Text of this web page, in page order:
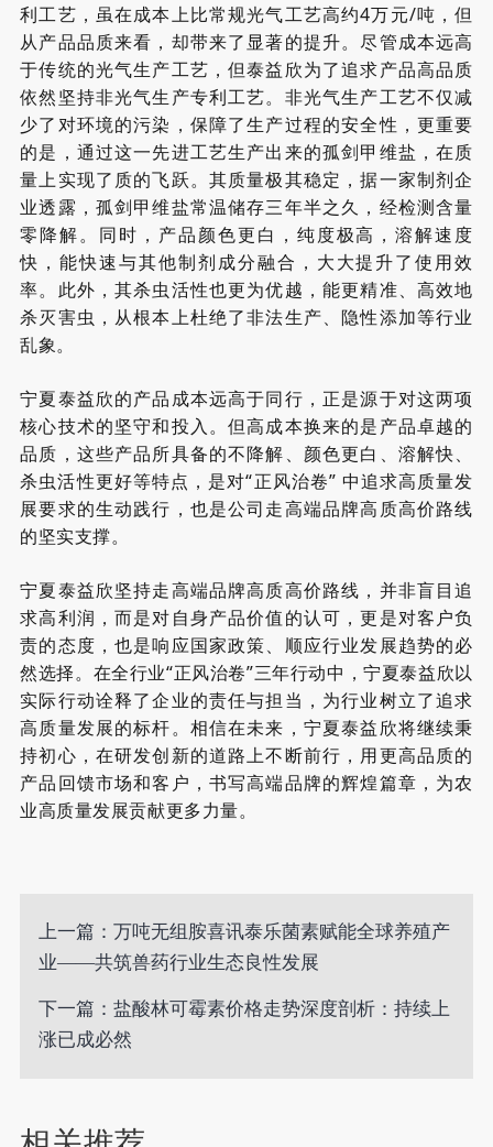
利工艺，虽在成本上比常规光气工艺高约4万元/吨，但
从产品品质来看，却带来了显著的提升。尽管成本远高
于传统的光气生产工艺，但泰益欣为了追求产品高品质
依然坚持非光气生产专利工艺。 非光气生产工艺不仅减
少了对环境的污染，保障了生产过程的安全性，更重要
的是，通过这一先进工艺生产出来的孤剑甲维盐，在质
量上实现了质的飞跃。其质量极其稳定，据一家制剂企
业透露，孤剑甲维盐常温储存三年半之久，经检测含量
零降解。同时，产品颜色更白，纯度极高，溶解速度
快，能快速与其他制剂成分融合，大大提升了使用效
率。此外，其杀虫活性也更为优越，能更精准、高效地
杀灭害虫，从根本上杜绝了非法生产、隐性添加等行业
乱象。
宁夏泰益欣的产品成本远高于同行，正是源于对这两项
核心技术的坚守和投入。但高成本换来的是产品卓越的
品质，这些产品所具备的不降解、颜色更白、溶解快、
杀虫活性更好等特点，是对“正风治卷” 中追求高质量发
展要求的生动践行，也是公司走高端品牌高质高价路线
的坚实支撑。
宁夏泰益欣坚持走高端品牌高质高价路线，并非盲目追
求高利润，而是对自身产品价值的认可，更是对客户负
责的态度，也是响应国家政策、顺应行业发展趋势的必
然选择。在全行业“正风治卷”三年行动中，宁夏泰益欣以
实际行动诠释了企业的责任与担当，为行业树立了追求
高质量发展的标杆。相信在未来，宁夏泰益欣将继续秉
持初心，在研发创新的道路上不断前行，用更高品质的
产品回馈市场和客户，书写高端品牌的辉煌篇章，为农
业高质量发展贡献更多力量。
上一篇：万吨无组胺喜讯泰乐菌素赋能全球养殖产
业——共筑兽药行业生态良性发展
下一篇：盐酸林可霉素价格走势深度剖析：持续上
涨已成必然​